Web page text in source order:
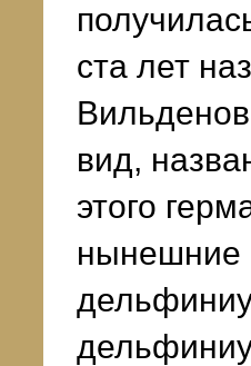
ста лет
вид,
этого
нынешние